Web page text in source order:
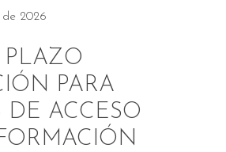
de 2026
PLAZO
PARA
DE ACCESO